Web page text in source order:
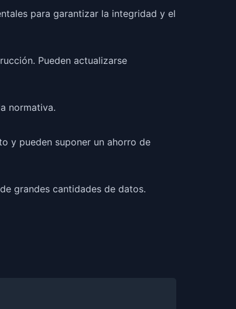
para garantizar la integridad y el
Pueden actualizarse
normativa.
y pueden suponer un ahorro de
grandes cantidades de datos.